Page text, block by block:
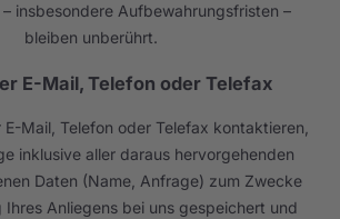
insbesondere Aufbewahrungsfristen –
bleiben unberührt.
E-Mail, Telefon oder Telefax
E-Mail, Telefon oder Telefax kontaktieren,
inklusive aller daraus hervorgehenden
Daten (Name, Anfrage) zum Zwecke
Ihres Anliegens bei uns gespeichert und